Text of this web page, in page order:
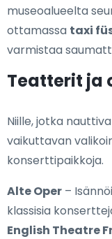
museoalueelta
ottamassa taxi
varmistaa
Teatterit ja
Niille, jotka
vaikuttavan
konserttipaikkoja.
Alte Oper –
klassisia
English Theatre